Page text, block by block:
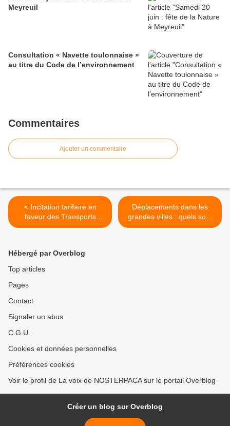
Meyreuil
Consultation « Navette toulonnaise »
au titre du Code de l’environnement
Commentaires
Ajouter un commentaire
< Incitation tarifaire en
faveur des Transports
Collectifs
Déplacements dans les
grandes villes : quels sont
les facteurs déterminant
Hébergé par Overblog
Top articles
Pages
Contact
Signaler un abus
C.G.U.
Cookies et données personnelles
Préférences cookies
Voir le profil de La voix de NOSTERPACA sur le portail Overblog
Créer un blog sur Overblog